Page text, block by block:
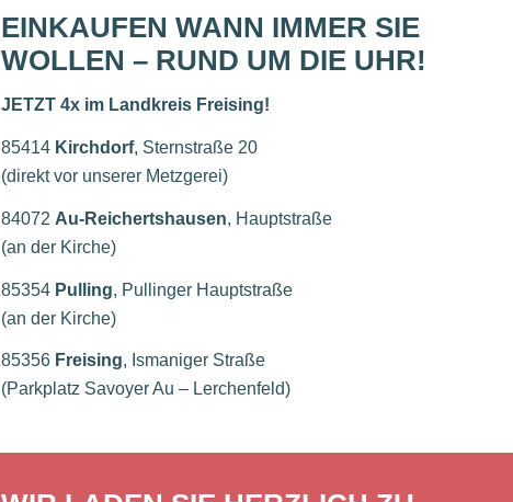
EINKAUFEN WANN IMMER SIE
WOLLEN – RUND UM DIE UHR!
JETZT 4x im Landkreis Freising!
85414 Kirchdorf, Sternstraße 20
(direkt vor unserer Metzgerei)
84072 Au-Reichertshausen, Hauptstraße
(an der Kirche)
85354 Pulling, Pullinger Hauptstraße
(an der Kirche)
85356 Freising, Ismaniger Straße
(Parkplatz Savoyer Au – Lerchenfeld)